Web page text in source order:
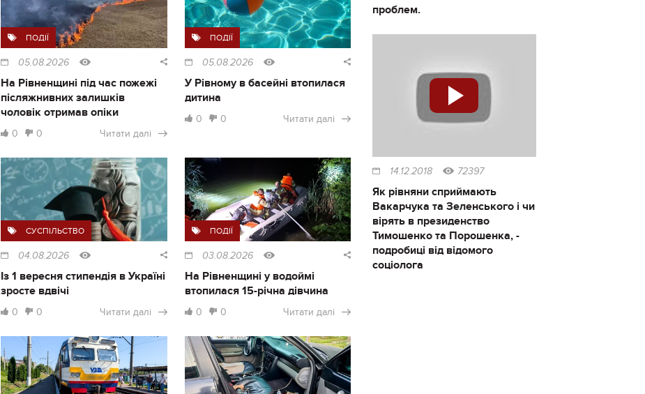
ПОДІЇ
05.08.2026
На Рівненщині під час пожежі
післяжнивних залишків
чоловік отримав опіки
0 0 Читати далі
ПОДІЇ
05.08.2026
У Рівному в басейні втопилася
дитина
0 0 Читати далі
СУСПІЛЬСТВО
04.08.2026
Із 1 вересня стипендія в Україні
зросте вдвічі
0 0 Читати далі
ПОДІЇ
03.08.2026
На Рівненщині у водоймі
втопилася 15-річна дівчина
0 0 Читати далі
проблем.
14.12.2018 72397
Як рівняни сприймають
Вакарчука та Зеленського і чи
вірять в президенство
Тимошенко та Порошенка, -
подробиці від відомого
соціолога